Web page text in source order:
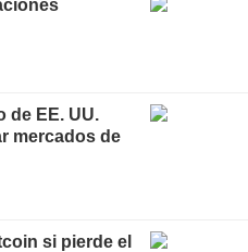
de EE. UU.
mercados de
si pierde el